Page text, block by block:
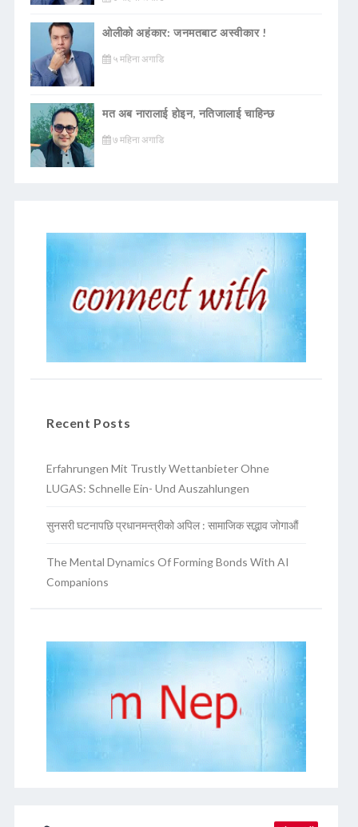
ओलीको अहंकार: जनमतबाट अस्वीकार !
५ महिना अगाडि
मत अब नारालाई होइन, नतिजालाई चाहिन्छ
७ महिना अगाडि
Recent Posts
Erfahrungen Mit Trustly Wettanbieter Ohne
LUGAS: Schnelle Ein- Und Auszahlungen
सुनसरी घटनापछि प्रधानमन्त्रीको अपिल : सामाजिक सद्भाव जोगाऔं
The Mental Dynamics Of Forming Bonds With AI
Companions